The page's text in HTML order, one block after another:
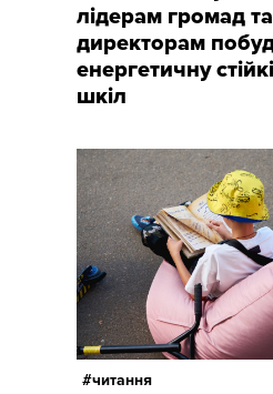
лідерам громад та
директорам
енергетичну
шкіл
читання